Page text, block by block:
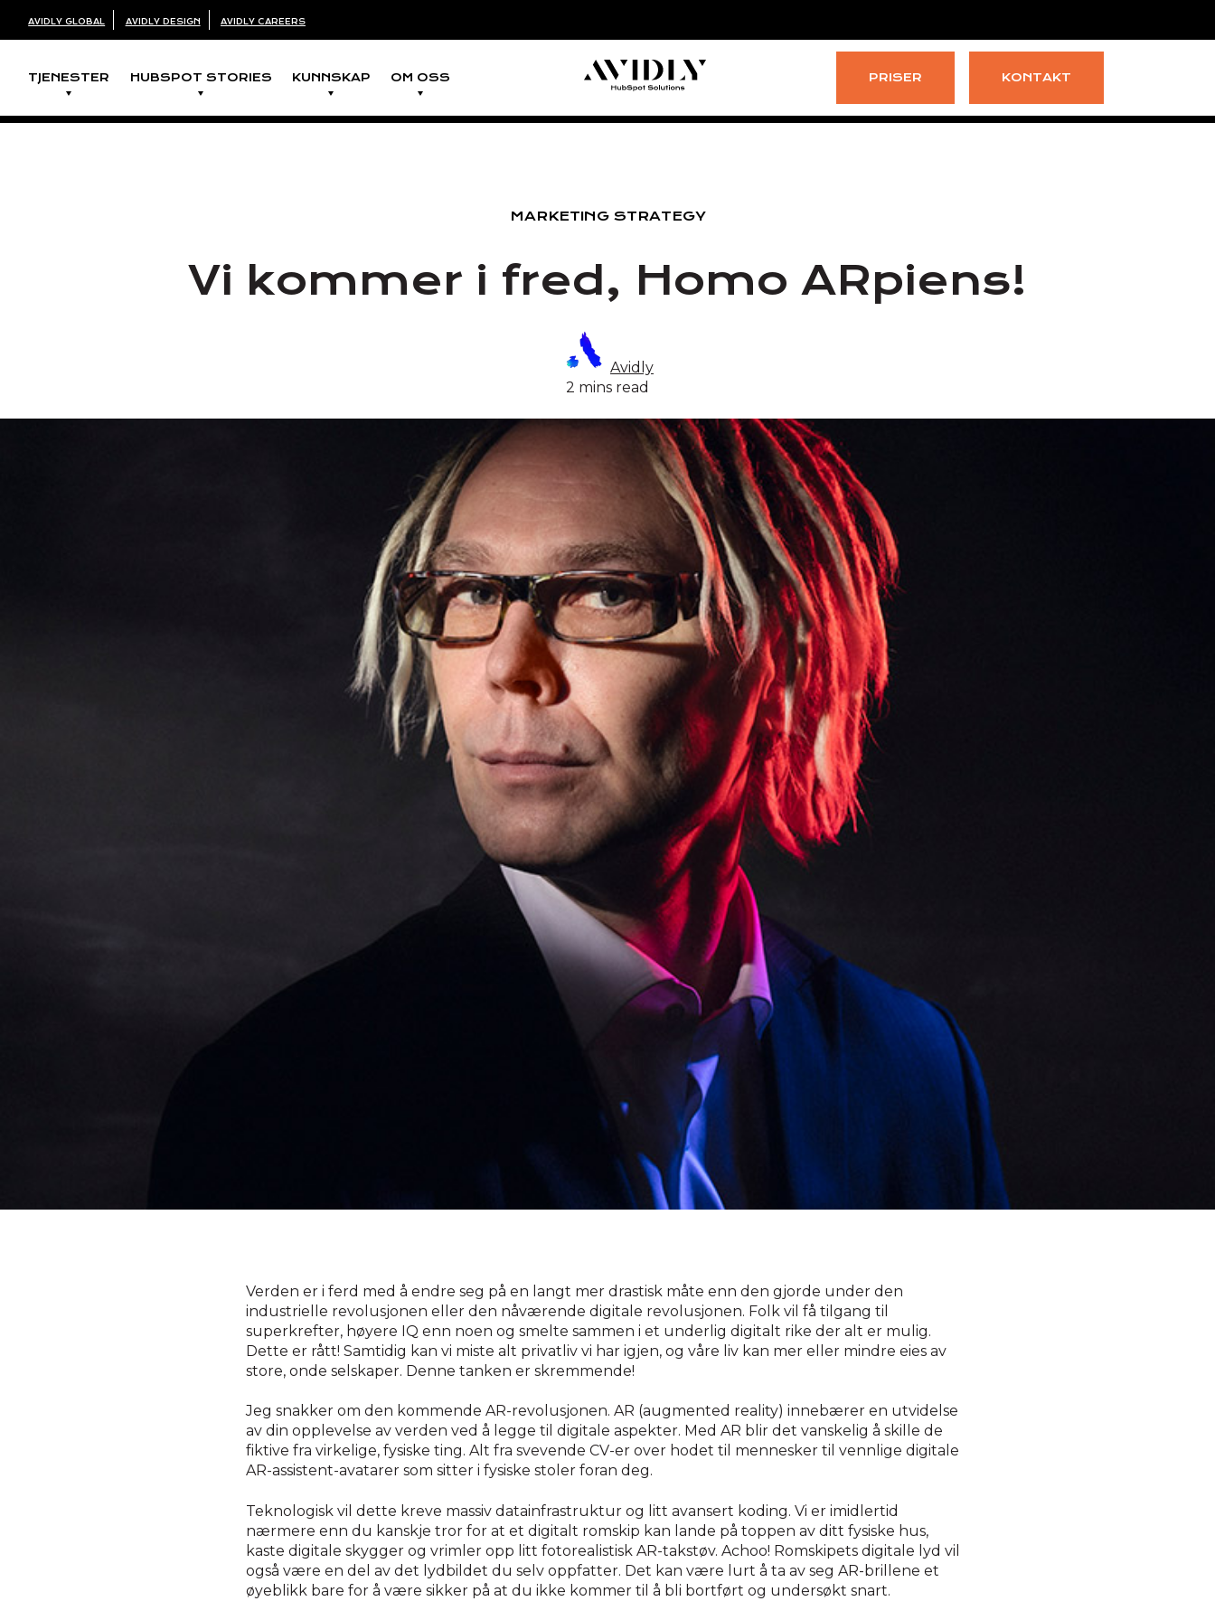
AVIDLY GLOBAL AVIDLY DESIGN AVIDLY CAREERS
TJENESTER HUBSPOT STORIES KUNNSKAP OM OSS PRISER KONTAKT
MARKETING STRATEGY
Vi kommer i fred, Homo ARpiens!
Avidly
2 mins read
Verden er i ferd med å endre seg på en langt mer drastisk måte enn den gjorde under den
industrielle revolusjonen eller den nåværende digitale revolusjonen. Folk vil få tilgang til
superkrefter, høyere IQ enn noen og smelte sammen i et underlig digitalt rike der alt er mulig.
Dette er rått! Samtidig kan vi miste alt privatliv vi har igjen, og våre liv kan mer eller mindre eies av
store, onde selskaper. Denne tanken er skremmende!
Jeg snakker om den kommende AR-revolusjonen. AR (augmented reality) innebærer en utvidelse
av din opplevelse av verden ved å legge til digitale aspekter. Med AR blir det vanskelig å skille de
fiktive fra virkelige, fysiske ting. Alt fra svevende CV-er over hodet til mennesker til vennlige digitale
AR-assistent-avatarer som sitter i fysiske stoler foran deg.
Teknologisk vil dette kreve massiv datainfrastruktur og litt avansert koding. Vi er imidlertid
nærmere enn du kanskje tror for at et digitalt romskip kan lande på toppen av ditt fysiske hus,
kaste digitale skygger og vrimler opp litt fotorealistisk AR-takstøv. Achoo! Romskipets digitale lyd vil
også være en del av det lydbildet du selv oppfatter. Det kan være lurt å ta av seg AR-brillene et
øyeblikk bare for å være sikker på at du ikke kommer til å bli bortført og undersøkt snart.